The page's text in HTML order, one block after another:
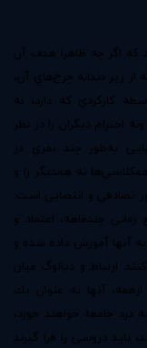
كه اگر چه ظاهرا هدف آن
زير دندانه چرخ‌هاي آن،
كاركردي كه دارد، نه
احترام ديگران را در نظر
به‌طور چند نفري در
نه همديگر را و
تصادفي و انتصابي است.
چندماهه، اعتماد و
به آنها آموزش داده شده و
ارتباط و ديالوگ ميان
آنها به عنوان يك
درد جامعه خواهند خورد،
دروسي را فرا گيرند